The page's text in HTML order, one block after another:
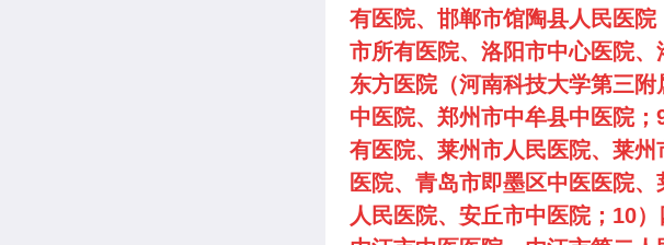
有医院、邯郸市馆陶县人民医
市所有医院、洛阳市中心医院
东方医院（河南科技大学第三
中医院、郑州市中牟县中医院
有医院、莱州市人民医院、莱
医院、青岛市即墨区中医医院
人民医院、安丘市中医院；10